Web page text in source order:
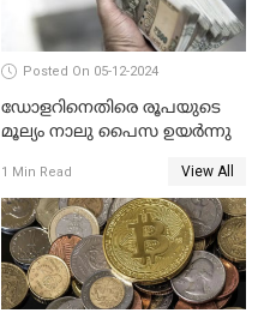
Posted On 05-12-2024
ഡോളറിനെതിരെ രൂപയുടെ
മൂല്യം നാലു പൈസ ഉയര്‍ന്നു
1 Min Read View All